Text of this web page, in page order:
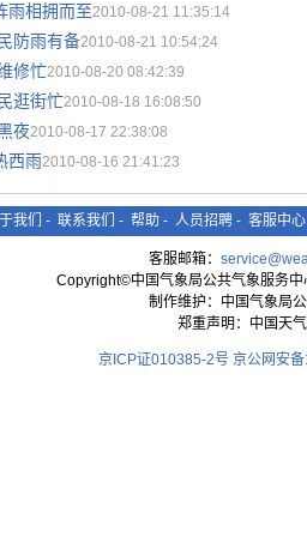
雨相拥而至2010-08-21 11:35:14
防雨有备2010-08-21 10:54:24
修忙2010-08-20 08:42:39
逛街忙2010-08-18 16:08:50
夜2010-08-17 22:38:08
西雨2010-08-16 21:41:23
我们 - 联系我们 - 帮助 - 人员招聘 - 客服中心
客服邮箱：
Copyright©中国气象局公共气象服务
制作维护：中国气象局
郑重声明：中国天
京ICP证010385-2号 京公网安